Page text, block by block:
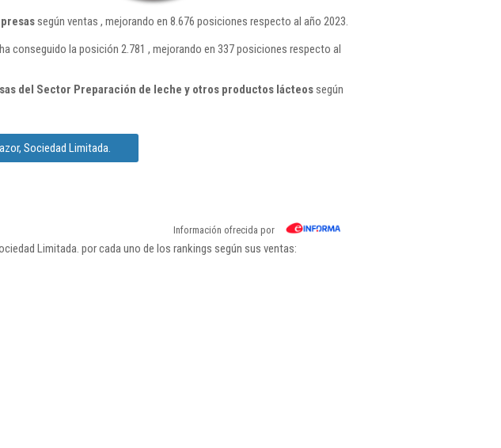
según ventas , mejorando en 8.676 posiciones respecto al año 2023.
conseguido la posición 2.781 , mejorando en 337 posiciones respecto al
del Sector Preparación de leche y otros productos lácteossegún
Sociedad Limitada.
Información ofrecida por
Limitada. por cada uno de los rankings según sus ventas: